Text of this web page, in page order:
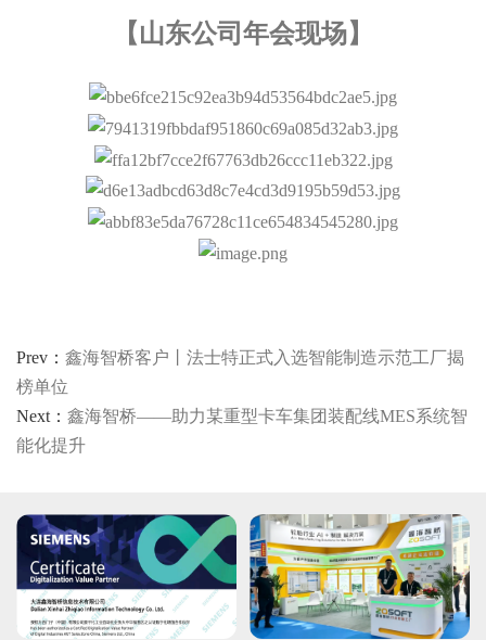
【山东公司年会现场】
Prev： 鑫海智桥客户丨法士特正式入选智能制造示范工厂揭
榜单位
Next： 鑫海智桥——助力某重型卡车集团装配线MES系统智
能化提升